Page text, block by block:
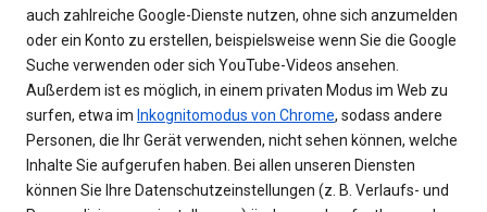
auch zahlreiche Google-Dienste nutzen, ohne sich anzumelden
oder ein Konto zu erstellen, beispielsweise wenn Sie die Google
Suche verwenden oder sich YouTube-Videos ansehen.
Außerdem ist es möglich, in einem privaten Modus im Web zu
surfen, etwa im Inkognitomodus von Chrome, sodass andere
Personen, die Ihr Gerät verwenden, nicht sehen können, welche
Inhalte Sie aufgerufen haben. Bei allen unseren Diensten
können Sie Ihre Datenschutzeinstellungen (z. B. Verlaufs- und